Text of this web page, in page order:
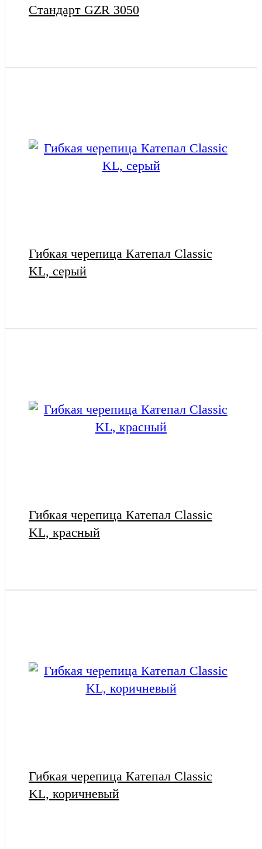
Стандарт GZR 3050
Гибкая черепица Катепал Classic
KL, серый
Гибкая черепица Катепал Classic
KL, красный
Гибкая черепица Катепал Classic
KL, коричневый